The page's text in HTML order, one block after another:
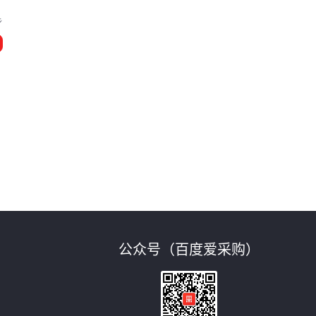
公众号（百度爱采购）